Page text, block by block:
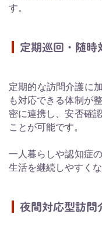
す。
定期巡回・随時
定期的な訪問介護に
も対応できる体制が
密に連携し、安否確
ことが可能です。
一人暮らしや認知症
生活を継続しやすくな
夜間対応型訪問